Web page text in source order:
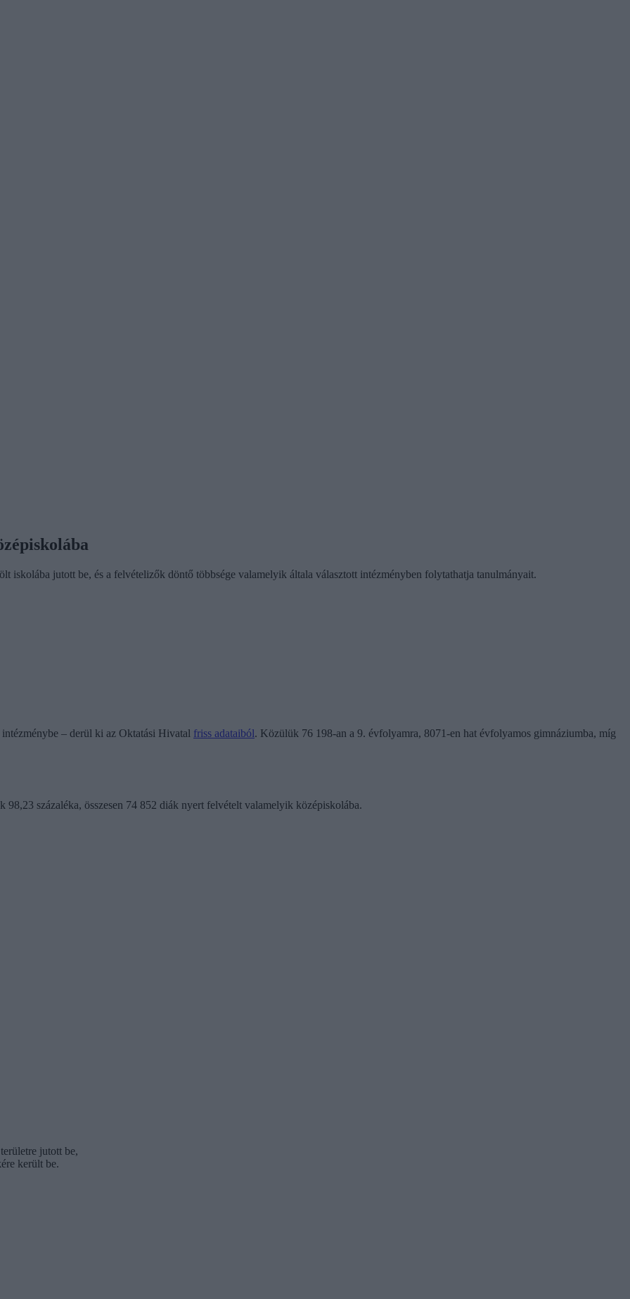
iskolába jutott be, és a felvételizők döntő többsége valamelyik általa választott intézményben folytathatja tanulmányait.
– derül ki az Oktatási Hivatal friss adataiból. Közülük 76 198-an a 9. évfolyamra, 8071-en hat évfolyamos gimnáziumba, míg
százaléka, összesen 74 852 diák nyert felvételt valamelyik középiskolába.
jutott be,
került be.